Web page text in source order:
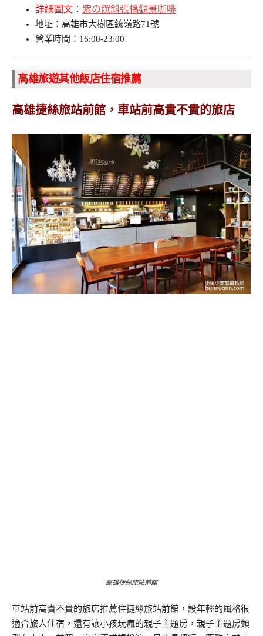
詳細圖文 ： 紫の饌斜張橋觀景咖啡
地址：高雄市大樹區統嶺路71號
營業時間：16:00-23:00
高雄旅遊其他飯店住宿推薦
高雄捷絲旅站前館，車站前高貴不貴的旅店
高雄捷絲旅站前館
車站前高貴不貴的旅店推薦住捷絲旅站前館，設年輕的風格很
適合旅人住宿，還有讓小孩玩瘋的親子主題房，親子主題房類